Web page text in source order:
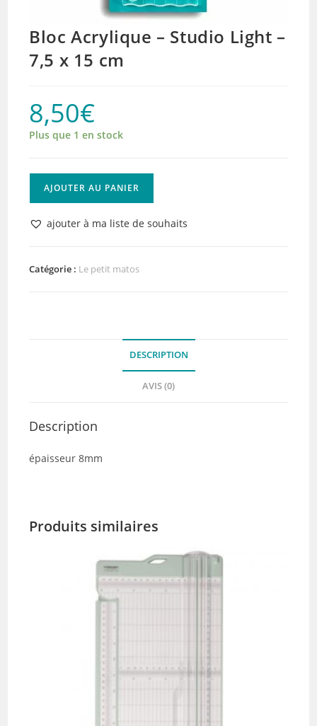
Bloc Acrylique – Studio Light –
7,5 x 15 cm
8,50€
Plus que 1 en stock
Bloc
Acrylique
Studio
AJOUTER AU PANIER
ajouter à ma liste de souhaits
Catégorie : Le petit matos
DESCRIPTION
AVIS (0)
Description
épaisseur 8mm
Produits similaires